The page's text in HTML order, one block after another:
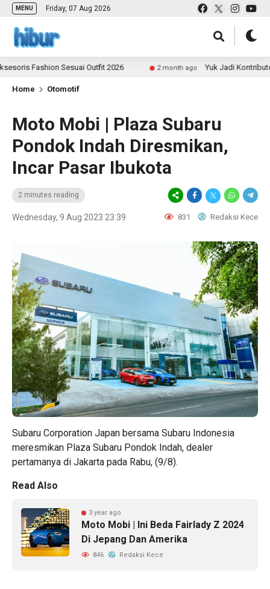
MENU Friday, 07 Aug 2026
Fashion Sesuai Outfit 2026 2 month ago Yuk Jadi Kontributor
Home Otomotif
Moto Mobi | Plaza Subaru
Pondok Indah Diresmikan,
Incar Pasar Ibukota
2 minutes reading
Wednesday, 9 Aug 2023 23:39 831 Redaksi Kece
Subaru Corporation Japan bersama Subaru Indonesia
meresmikan Plaza Subaru Pondok Indah, dealer
pertamanya di Jakarta pada Rabu, (9/8).
Read Also
3 year ago
Moto Mobi | Ini Beda Fairlady Z 2024
Di Jepang Dan Amerika
846 Redaksi Kece